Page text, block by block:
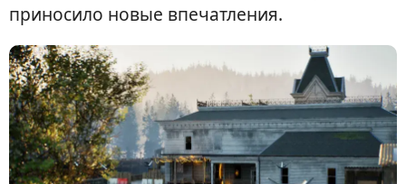
приносило новые впечатления.